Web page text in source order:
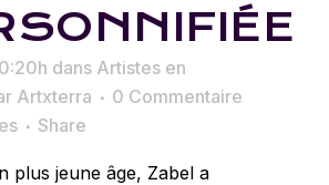
dans Artistes en
Artxterra
0 Commentaire
Share
plus jeune âge, Zabel a